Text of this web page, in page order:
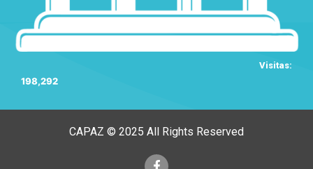
Visitas:
198,292
CAPAZ © 2025 All Rights Reserved